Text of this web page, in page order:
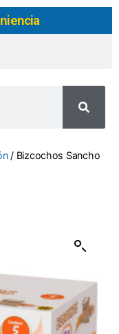
/ Bizcochos Sancho